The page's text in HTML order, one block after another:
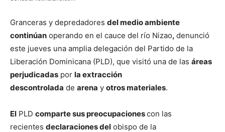
Granceras y depredadores del medio ambiente
continúan operando en el cauce del río Nizao, denunció
este jueves una amplia delegación del Partido de la
Liberación Dominicana (PLD), que visitó una de las áreas
perjudicadas por la extracción
descontrolada de arena y otros materiales.
El PLD comparte sus preocupacionescon las
recientes declaraciones del obispo de la